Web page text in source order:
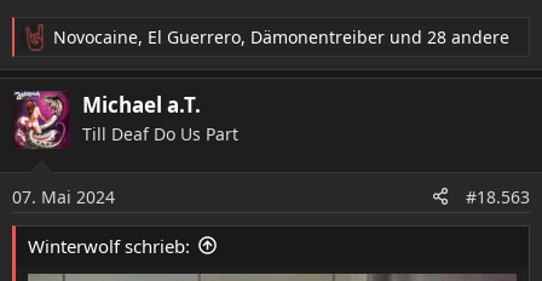
R
e
a
k
t
n
e
n
Novocaine, El Guerrero, Dämonentreiber und 28 andere
Michael a.T.
Till Deaf Do Us Part
07. Mai 2024 #18.563
Winterwolf schrieb: